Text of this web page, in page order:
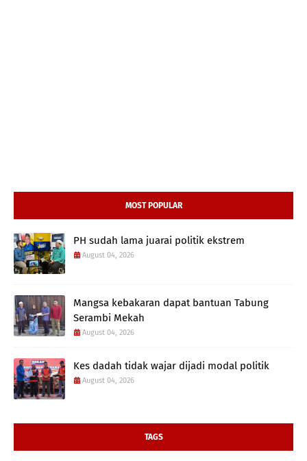
MOST POPULAR
PH sudah lama juarai politik ekstrem
August 04, 2026
Mangsa kebakaran dapat bantuan Tabung
Serambi Mekah
August 04, 2026
Kes dadah tidak wajar dijadi modal politik
August 04, 2026
TAGS